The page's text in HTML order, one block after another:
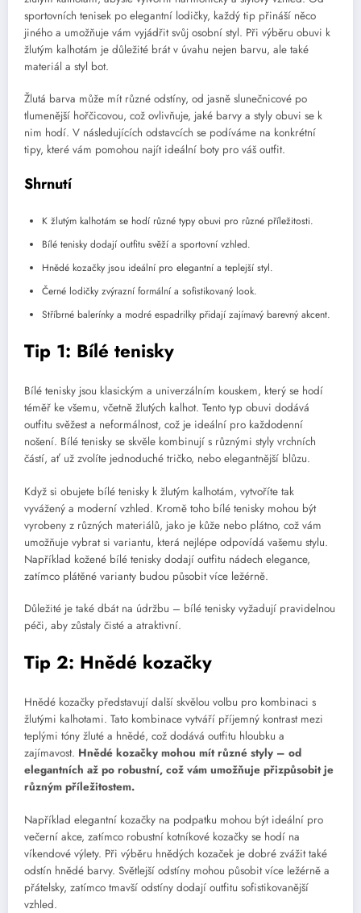
sportovních tenisek po elegantní lodičky, každý tip přináší něco
jiného a umožňuje vám vyjádřit svůj osobní styl. Při výběru obuvi k
žlutým kalhotám je důležité brát v úvahu nejen barvu, ale také
materiál a styl bot.
Žlutá barva může mít různé odstíny, od jasně slunečnicové po
tlumenější hořčicovou, což ovlivňuje, jaké barvy a styly obuvi se k
nim hodí. V následujících odstavcích se podíváme na konkrétní
tipy, které vám pomohou najít ideální boty pro váš outfit.
Shrnutí
K žlutým kalhotám se hodí různé typy obuvi pro různé příležitosti.
Bílé tenisky dodají outfitu svěží a sportovní vzhled.
Hnědé kozačky jsou ideální pro elegantní a teplejší styl.
Černé lodičky zvýrazní formální a sofistikovaný look.
Stříbrné balerínky a modré espadrilky přidají zajímavý barevný akcent.
Tip 1: Bílé tenisky
Bílé tenisky jsou klasickým a univerzálním kouskem, který se hodí
téměř ke všemu, včetně žlutých kalhot. Tento typ obuvi dodává
outfitu svěžest a neformálnost, což je ideální pro každodenní
nošení. Bílé tenisky se skvěle kombinují s různými styly vrchních
částí, ať už zvolíte jednoduché tričko, nebo elegantnější blůzu.
Když si obujete bílé tenisky k žlutým kalhotám, vytvoříte tak
vyvážený a moderní vzhled. Kromě toho bílé tenisky mohou být
vyrobeny z různých materiálů, jako je kůže nebo plátno, což vám
umožňuje vybrat si variantu, která nejlépe odpovídá vašemu stylu.
Například kožené bílé tenisky dodají outfitu nádech elegance,
zatímco plátěné varianty budou působit více ležérně.
Důležité je také dbát na údržbu – bílé tenisky vyžadují pravidelnou
péči, aby zůstaly čisté a atraktivní.
Tip 2: Hnědé kozačky
Hnědé kozačky představují další skvělou volbu pro kombinaci s
žlutými kalhotami. Tato kombinace vytváří příjemný kontrast mezi
teplými tóny žluté a hnědé, což dodává outfitu hloubku a
zajímavost. Hnědé kozačky mohou mít různé styly – od
elegantních až po robustní, což vám umožňuje přizpůsobit je
různým příležitostem.
Například elegantní kozačky na podpatku mohou být ideální pro
večerní akce, zatímco robustní kotníkové kozačky se hodí na
víkendové výlety. Při výběru hnědých kozaček je dobré zvážit také
odstín hnědé barvy. Světlejší odstíny mohou působit více ležérně a
přátelsky, zatímco tmavší odstíny dodají outfitu sofistikovanější
vzhled.